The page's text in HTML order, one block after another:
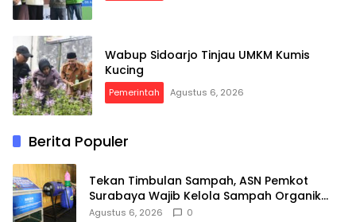
Wabup Sidoarjo Tinjau UMKM Kumis
Kucing
Pemerintah Agustus 6, 2026
Berita Populer
Tekan Timbulan Sampah, ASN Pemkot
Surabaya Wajib Kelola Sampah Organik
dari Rumah
Agustus 6, 2026 0